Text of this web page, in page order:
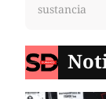
sustancia